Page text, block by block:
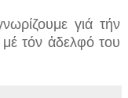
γιά τήν
τόν ἀδελφό του